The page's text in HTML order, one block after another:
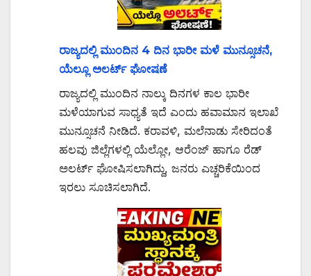
ರಾಜ್ಯದಲ್ಲಿ ಮುಂದಿನ 4 ದಿನ ಭಾರೀ ಮಳೆ ಮುನ್ಸೂಚನೆ,
ಯೆಲ್ಲೂ ಅಲರ್ಟ್‌ ಘೋಷಣೆ
ರಾಜ್ಯದಲ್ಲಿ ಮುಂದಿನ ನಾಲ್ಕು ದಿನಗಳ ಕಾಲ ಭಾರೀ
ಮಳೆಯಾಗುವ ಸಾಧ್ಯತೆ ಇದೆ ಎಂದು ಹವಾಮಾನ ಇಲಾಖೆ
ಮುನ್ಸೂಚನೆ ನೀಡಿದೆ. ಕರಾವಳಿ, ಮಲೆನಾಡು ಸೇರಿದಂತೆ
ಹಲವು ಜಿಲ್ಲೆಗಳಲ್ಲಿ ಯೆಲ್ಲೋ, ಆರೆಂಜ್ ಹಾಗೂ ರೆಡ್
ಅಲರ್ಟ್ ಘೋಷಿಸಲಾಗಿದ್ದು, ಜನರು ಎಚ್ಚರಿಕೆಯಿಂದ
ಇರಲು ಸೂಚಿಸಲಾಗಿದೆ.